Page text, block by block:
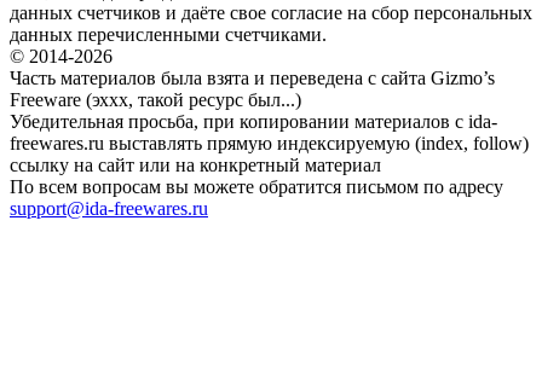
данных счетчиков и даёте свое согласие на сбор персональных
данных перечисленными счетчиками.
© 2014-2026
Часть материалов была взята и переведена с сайта Gizmo’s
Freeware (эххх, такой ресурс был...)
Убедительная просьба, при копировании материалов с ida-
freewares.ru выставлять прямую индексируемую (index, follow)
ссылку на сайт или на конкретный материал
По всем вопросам вы можете обратится письмом по адресу
support@ida-freewares.ru